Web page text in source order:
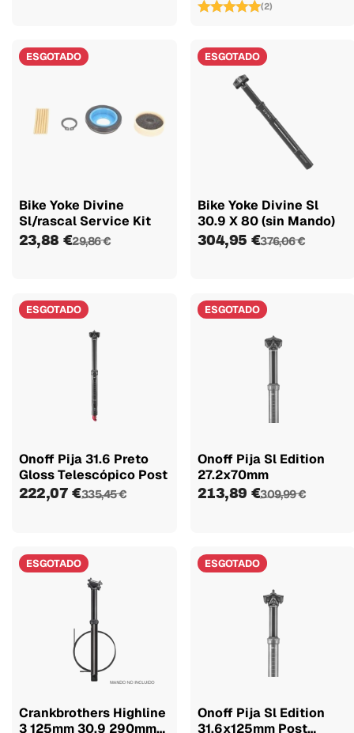
(2)
ESGOTADO
Bike Yoke Divine
Sl/rascal Service Kit
23,88 €29,86 €
ESGOTADO
Bike Yoke Divine Sl
30.9 X 80 (sin Mando)
304,95 €376,06 €
ESGOTADO
Onoff Pija 31.6 Preto
Gloss Telescópico Post
222,07 €335,45 €
ESGOTADO
Onoff Pija Sl Edition
27.2x70mm
213,89 €309,99 €
ESGOTADO
Crankbrothers Highline
3 125mm 30.9 290mm
ESGOTADO
Onoff Pija Sl Edition
31.6x125mm Post